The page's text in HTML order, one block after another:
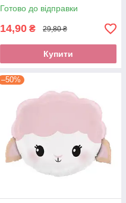
Готово до відправки
14,90 ₴ 29,80 ₴
Купити
–50%